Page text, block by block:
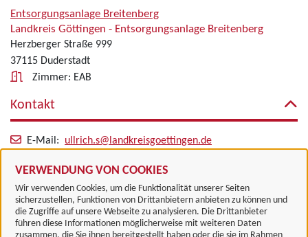
VERWENDUNG VON COOKIES
Wir verwenden Cookies, um die Funktionalität unserer Seiten
sicherzustellen, Funktionen von Drittanbietern anbieten zu können und
die Zugriffe auf unsere Webseite zu analysieren. Die Drittanbieter
führen diese Informationen möglicherweise mit weiteren Daten
Entsorgungsanlage Breitenberg
Landkreis Göttingen - Entsorgungsanlage Breitenberg
Herzberger Straße 999
37115 Duderstadt
Zimmer: EAB
Kontakt
E-Mail: ullrich.s@landkreisgoettingen.de
Alle zugeordneten Einrichtungen